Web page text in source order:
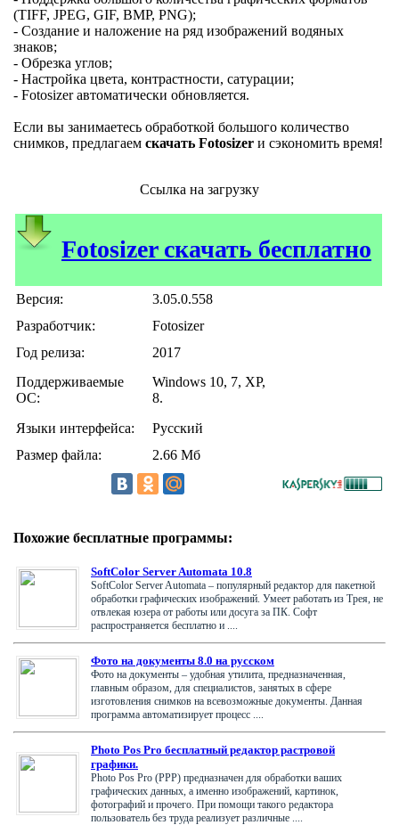
(TIFF, JPEG, GIF, BMP, PNG);
- Создание и наложение на ряд изображений водяных
знаков;
- Обрезка углов;
- Настройка цвета, контрастности, сатурации;
- Fotosizer автоматически обновляется.
Если вы занимаетесь обработкой большого количество
снимков, предлагаем скачать Fotosizer и сэкономить время!
Ссылка на загрузку
Fotosizer скачать бесплатно
Версия:
3.05.0.558
Разработчик:
Fotosizer
Год релиза:
2017
Поддерживаемые
ОС:
Windows 10, 7, XP,
8.
Языки интерфейса:
Русский
Размер файла:
2.66 Мб
Похожие бесплатные программы:
SoftColor Server Automata 10.8
SoftColor Server Automata – популярный редактор для пакетной
обработки графических изображений. Умеет работать из Трея, не
отвлекая юзера от работы или досуга за ПК. Софт
распространяется бесплатно и ....
Фото на документы 8.0 на русском
Фото на документы – удобная утилита, предназначенная,
главным образом, для специалистов, занятых в сфере
изготовления снимков на всевозможные документы. Данная
программа автоматизирует процесс ....
Photo Pos Pro бесплатный редактор растровой
графики.
Photo Pos Pro (PPP) предназначен для обработки ваших
графических данных, а именно изображений, картинок,
фотографий и прочего. При помощи такого редактора
пользователь без труда реализует различные ....